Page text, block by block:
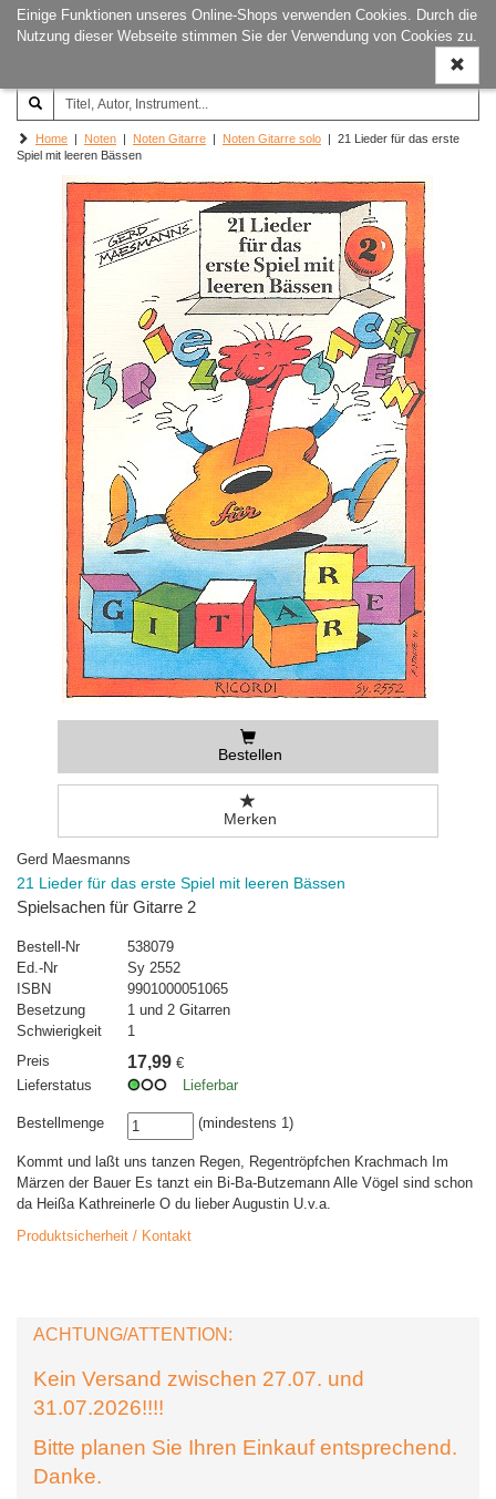
Einige Funktionen unseres Online-Shops verwenden Cookies. Durch die
Nutzung dieser Webseite stimmen Sie der Verwendung von Cookies zu.
ein-/
Joachim‐Trekel‐Musikverlag,
Hamburg
Home | Noten | Noten Gitarre | Noten Gitarre solo | 21 Lieder für das erste
Spiel mit leeren Bässen
Bestellen
Merken
Gerd Maesmanns
21 Lieder für das erste Spiel mit leeren Bässen
Spielsachen für Gitarre 2
Bestell-Nr
538079
Ed.-Nr
Sy 2552
ISBN
9901000051065
Besetzung
1 und 2 Gitarren
Schwierigkeit
1
Preis
17,99 €
Lieferstatus
Lieferbar
Bestellmenge (mindestens 1)
Kommt und laßt uns tanzen Regen, Regentröpfchen Krachmach Im
Märzen der Bauer Es tanzt ein Bi-Ba-Butzemann Alle Vögel sind schon
da Heißa Kathreinerle O du lieber Augustin U.v.a.
Produktsicherheit / Kontakt
ACHTUNG/ATTENTION:
Kein Versand zwischen 27.07. und
31.07.2026!!!!
Bitte planen Sie Ihren Einkauf entsprechend.
Danke.